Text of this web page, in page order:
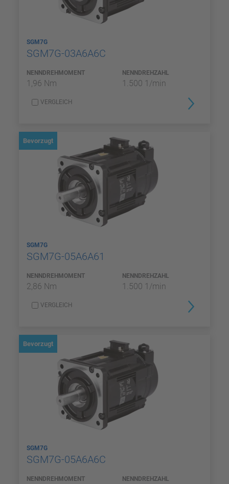
SGM7G
SGM7G-03A6A6C
NENNDREHMOMENT
1,96 Nm
NENNDREHZAHL
1.500 1/min
VERGLEICH
Bevorzugt
SGM7G
SGM7G-05A6A61
NENNDREHMOMENT
2,86 Nm
NENNDREHZAHL
1.500 1/min
VERGLEICH
Bevorzugt
SGM7G
SGM7G-05A6A6C
NENNDREHMOMENT NENNDREHZAHL